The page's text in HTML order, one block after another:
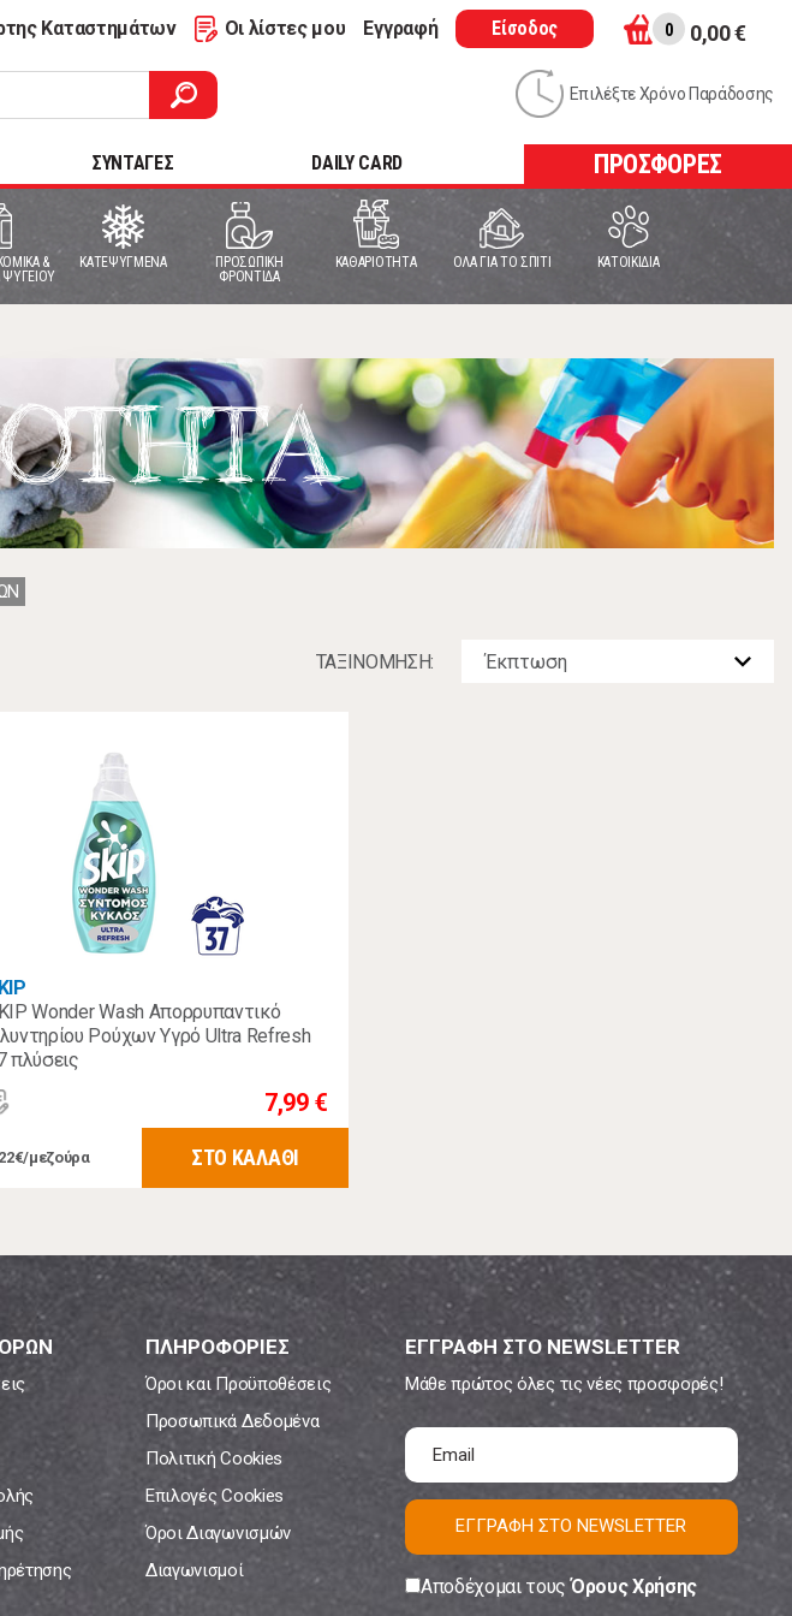
Καταστημάτων Οι λίστες μου Εγγραφή Είσοδος 0 0,00 €
Επιλέξτε Χρόνο Παράδοσης
ΣΥΝΤΑΓΕΣ DAILY CARD ΠΡΟΣΦΟΡΕΣ
&
ΨΥΓΕΙΟΥ
ΚΑΤΕΨΥΓΜΕΝΑ
ΠΡΟΣΩΠΙΚΗ
ΦΡΟΝΤΙΔΑ
ΚΑΘΑΡΙΟΤΗΤΑ ΟΛΑ ΓΙΑ ΤΟ ΣΠΙΤΙ ΚΑΤΟΙΚΙΔΙΑ
ΤΑΞΙΝOΜΗΣΗ:
Wonder Wash Απορρυπαντικό
Ρούχων Υγρό Ultra Refresh
πλύσεις
7,99 €
μεζούρα ΣΤΟ ΚΑΛΑΘΙ
ΠΛΗΡΟΦΟΡΙΕΣ
Όροι και Προϋποθέσεις
Προσωπικά Δεδομένα
Πολιτική Cookies
Επιλογές Cookies
Όροι Διαγωνισμών
Διαγωνισμοί
ΕΓΓΡΑΦΗ ΣΤΟ NEWSLETTER
Μάθε πρώτος όλες τις νέες προσφορές!
ΕΓΓΡΑΦΗ ΣΤΟ NEWSLETTER
Αποδέχομαι τουςΌρους Χρήσης